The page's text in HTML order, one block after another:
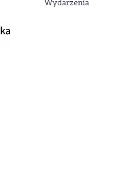
Wydarzenia